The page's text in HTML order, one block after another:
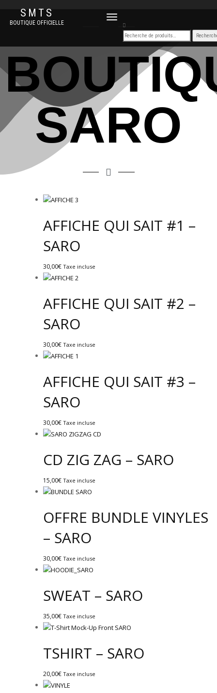
SMTS
BOUTIQUE OFFICIELLE
DÉPLIER
NAVIGATION
SARO
AFFICHE QUI SAIT #1 –
SARO
30,00€ Taxe incluse
AFFICHE QUI SAIT #2 –
SARO
30,00€ Taxe incluse
AFFICHE QUI SAIT #3 –
SARO
30,00€ Taxe incluse
CD ZIG ZAG – SARO
15,00€ Taxe incluse
OFFRE BUNDLE VINYLES
– SARO
30,00€ Taxe incluse
SWEAT – SARO
35,00€ Taxe incluse
TSHIRT – SARO
20,00€ Taxe incluse